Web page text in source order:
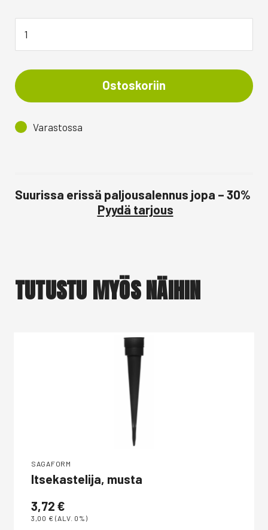
Ostoskoriin
Varastossa
Suurissa erissä paljousalennus jopa – 30%
Pyydä tarjous
TUTUSTU MYÖS NÄIHIN
SAGAFORM
Itsekastelija, musta
3,72 €
3,00 € (ALV. 0%)